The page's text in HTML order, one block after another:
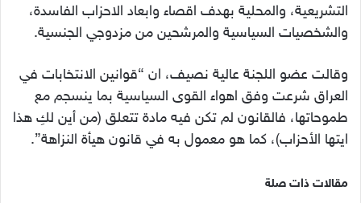
التشريعية، والمحلية بهدف اقصاء وابعاد الاحزاب الفاسدة،
والشخصيات السياسية والمرشحين من مزدوجي الجنسية.
وقالت عضو اللجنة عالية نصيف، ان “قوانين الانتخابات في
العراق شرعت وفق اهواء القوى السياسية بما ينسجم مع
طموحاتها، فالقانون لم تكن فيه مادة تتعلق (من أين لكِ هذا
ايتها الأحزاب)، كما هو معمول به في قانون هيأة النزاهة”.
مقالات ذات صلة